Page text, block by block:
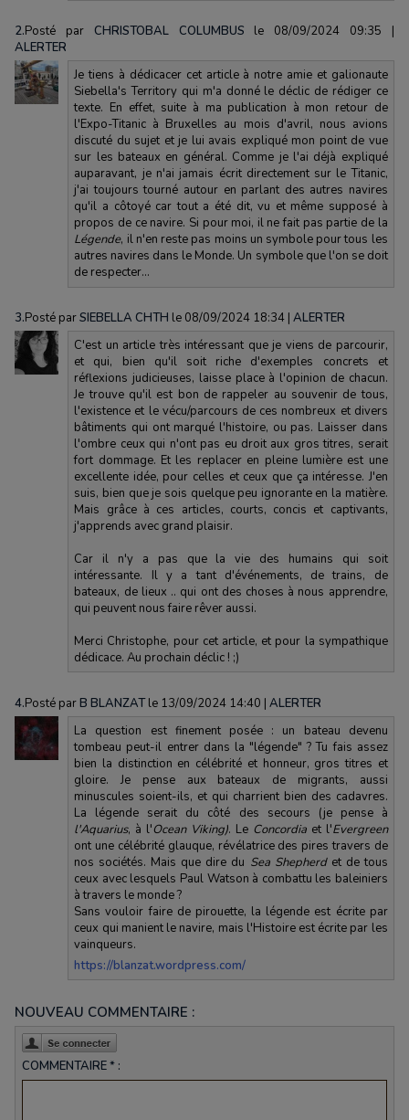
2.Posté par CHRISTOBAL COLUMBUS le 08/09/2024 09:35 |
ALERTER
Je tiens à dédicacer cet article à notre amie et galionaute
Siebella's Territory qui m'a donné le déclic de rédiger ce
texte. En effet, suite à ma publication à mon retour de
l'Expo-Titanic à Bruxelles au mois d'avril, nous avions
discuté du sujet et je lui avais expliqué mon point de vue
sur les bateaux en général. Comme je l'ai déjà expliqué
auparavant, je n'ai jamais écrit directement sur le Titanic,
j'ai toujours tourné autour en parlant des autres navires
qu'il a côtoyé car tout a été dit, vu et même supposé à
propos de ce navire. Si pour moi, il ne fait pas partie de la
Légende, il n'en reste pas moins un symbole pour tous les
autres navires dans le Monde. Un symbole que l'on se doit
de respecter...
3.Posté parSIEBELLA CHTH le 08/09/2024 18:34 | ALERTER
C'est un article très intéressant que je viens de parcourir,
et qui, bien qu'il soit riche d'exemples concrets et
réflexions judicieuses, laisse place à l'opinion de chacun.
Je trouve qu'il est bon de rappeler au souvenir de tous,
l'existence et le vécu/parcours de ces nombreux et divers
bâtiments qui ont marqué l'histoire, ou pas. Laisser dans
l'ombre ceux qui n'ont pas eu droit aux gros titres, serait
fort dommage. Et les replacer en pleine lumière est une
excellente idée, pour celles et ceux que ça intéresse. J'en
suis, bien que je sois quelque peu ignorante en la matière.
Mais grâce à ces articles, courts, concis et captivants,
j'apprends avec grand plaisir.
Car il n'y a pas que la vie des humains qui soit
intéressante. Il y a tant d'événements, de trains, de
bateaux, de lieux .. qui ont des choses à nous apprendre,
qui peuvent nous faire rêver aussi.
Merci Christophe, pour cet article, et pour la sympathique
dédicace. Au prochain déclic ! ;)
4.Posté parB BLANZATle 13/09/2024 14:40 | ALERTER
La question est finement posée : un bateau devenu
tombeau peut-il entrer dans la "légende" ? Tu fais assez
bien la distinction en célébrité et honneur, gros titres et
gloire. Je pense aux bateaux de migrants, aussi
minuscules soient-ils, et qui charrient bien des cadavres.
La légende serait du côté des secours (je pense à
l'Aquarius, à l'Ocean Viking). Le Concordia et l'Evergreen
ont une célébrité glauque, révélatrice des pires travers de
nos sociétés. Mais que dire du Sea Shepherdet de tous
ceux avec lesquels Paul Watson à combattu les baleiniers
à travers le monde ?
Sans vouloir faire de pirouette, la légende est écrite par
ceux qui manient le navire, mais l'Histoire est écrite par les
vainqueurs.
https://blanzat.wordpress.com/
NOUVEAU COMMENTAIRE :
COMMENTAIRE * :